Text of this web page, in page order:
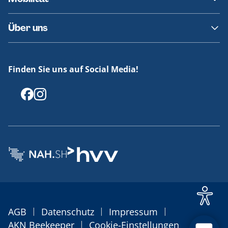
Fundsachen
Häufige Fragen
Barrierefreies Reisen
Erklärung Barrierefreiheit
Über uns
Offenlegungen
Finden Sie uns auf Social Media!
AGB | Datenschutz | Impressum |
AKN Beekeeper | Cookie-Einstellungen